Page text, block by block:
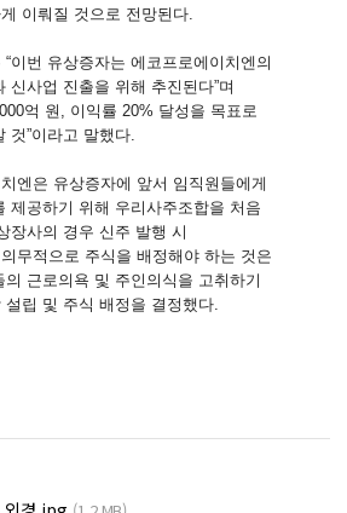
이뤄질 것으로 전망된다.
이번 유상증자는 에코프로에이치엔의
신사업 진출을 위해 추진된다”며
억 원, 이익률 20% 달성을 목표로
것”이라고 말했다.
엔은 유상증자에 앞서 임직원들에게
제공하기 위해 우리사주조합을 처음
장사의 경우 신주 발행 시
무적으로 주식을 배정해야 하는 것은
의 근로의욕 및 주인의식을 고취하기
립 및 주식 배정을 결정했다.